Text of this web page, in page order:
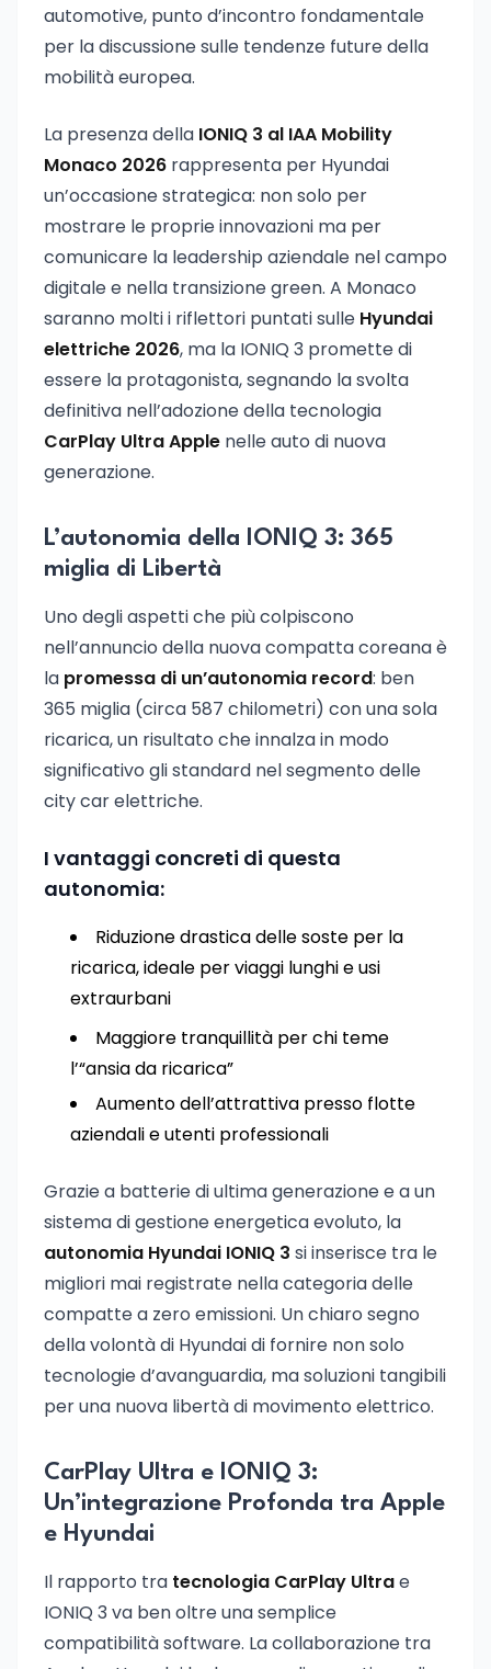
automotive, punto d’incontro fondamentale
per la discussione sulle tendenze future della
mobilità europea.
La presenza della IONIQ 3 al IAA Mobility
Monaco 2026 rappresenta per Hyundai
un’occasione strategica: non solo per
mostrare le proprie innovazioni ma per
comunicare la leadership aziendale nel campo
digitale e nella transizione green. A Monaco
saranno molti i riflettori puntati sulle Hyundai
elettriche 2026, ma la IONIQ 3 promette di
essere la protagonista, segnando la svolta
definitiva nell’adozione della tecnologia
CarPlay Ultra Apple nelle auto di nuova
generazione.
L’autonomia della IONIQ 3: 365
miglia di Libertà
Uno degli aspetti che più colpiscono
nell’annuncio della nuova compatta coreana è
la promessa di un’autonomia record: ben
365 miglia (circa 587 chilometri) con una sola
ricarica, un risultato che innalza in modo
significativo gli standard nel segmento delle
city car elettriche.
I vantaggi concreti di questa
autonomia:
Riduzione drastica delle soste per la
ricarica, ideale per viaggi lunghi e usi
extraurbani
Maggiore tranquillità per chi teme
l’“ansia da ricarica”
Aumento dell’attrattiva presso flotte
aziendali e utenti professionali
Grazie a batterie di ultima generazione e a un
sistema di gestione energetica evoluto, la
autonomia Hyundai IONIQ 3 si inserisce tra le
migliori mai registrate nella categoria delle
compatte a zero emissioni. Un chiaro segno
della volontà di Hyundai di fornire non solo
tecnologie d’avanguardia, ma soluzioni tangibili
per una nuova libertà di movimento elettrico.
CarPlay Ultra e IONIQ 3:
Un’integrazione Profonda tra Apple
e Hyundai
Il rapporto tra tecnologia CarPlay Ultrae
IONIQ 3 va ben oltre una semplice
compatibilità software. La collaborazione tra